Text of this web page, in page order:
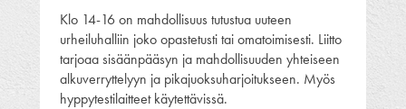
Klo 14-16 on mahdollisuus tutustua uuteen
urheiluhalliin joko opastetusti tai omatoimisesti. Liitto
tarjoaa sisäänpääsyn ja mahdollisuuden yhteiseen
alkuverryttelyyn ja pikajuoksuharjoitukseen. Myös
hyppytestilaitteet käytettävissä.